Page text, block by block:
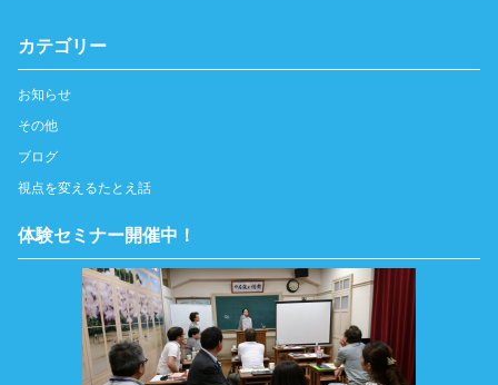
カテゴリー
お知らせ
その他
ブログ
視点を変えるたとえ話
体験セミナー開催中！